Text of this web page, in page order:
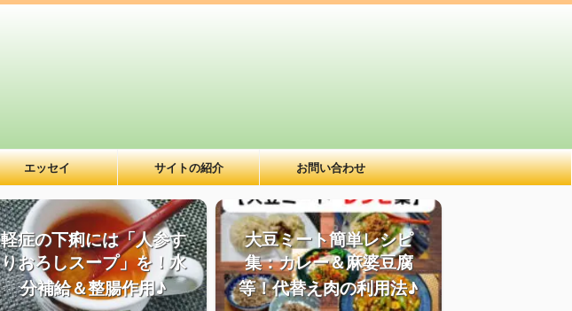
エッセイ サイトの紹介 お問い合わせ
軽症の下痢には「人参す
りおろしスープ」を！水
分補給＆整腸作用♪
大豆ミート簡単レシピ
集：カレー＆麻婆豆腐
等！代替え肉の利用法♪